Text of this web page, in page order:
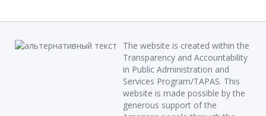
The website is created within the
Transparency and Accountability
in Public Administration and
Services Program/TAPAS. This
website is made possible by the
generous support of the